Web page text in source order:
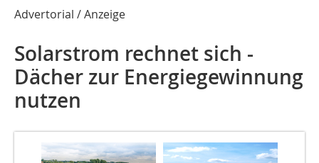
Advertorial / Anzeige
Solarstrom rechnet sich -
Dächer zur Energiegewinnung
nutzen